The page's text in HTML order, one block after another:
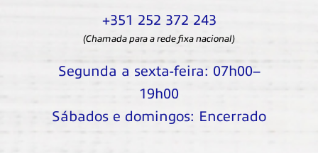
+351 252 372 243
(Chamada para a rede fixa nacional)
Segunda a sexta-feira: 07h00–
19h00
Sábados e domingos: Encerrado